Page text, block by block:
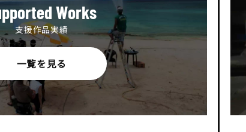
Works
支援作品実績
一覧を見る